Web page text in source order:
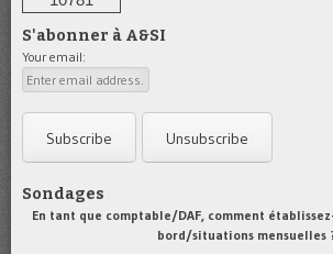
S'abonner à A&SI
Your email:
Sondages
En tant que comptable/DAF, comment
bord/situations mensuelles